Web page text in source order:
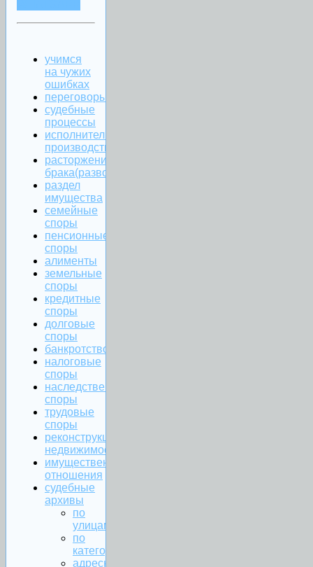
учимся
на чужих
ошибках
переговоры
судебные
процессы
исполнительное
производство
расторжение
брака(развод)
раздел
имущества
семейные
споры
пенсионные
споры
алименты
земельные
споры
кредитные
споры
долговые
споры
банкротство
налоговые
споры
наследственные
споры
трудовые
споры
реконструкция
недвижимости
имущественные
отношения
судебные
архивы
по
улицам
по
категориям
адресная